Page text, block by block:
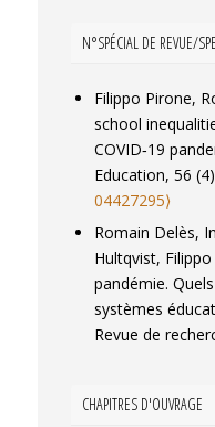
Education,
pandemic, 56
⟨10.1111/
Filippo Pirone.
Caroline Hache,
REP. Quelles
Formation
sciences
⟨10.4000/
03596504⟩
Filippo Pirone.
towards and
N°SPÉCIAL DE REVUE/
Filippo Pirone,
school
COVID‐19
Education, 56
04427295⟩
Romain Delès,
Hultqvist,
pandémie.
systèmes
Revue de
CHAPITRES D'OUVRAGE